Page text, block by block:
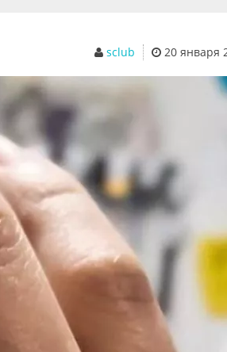
20 января
sclub